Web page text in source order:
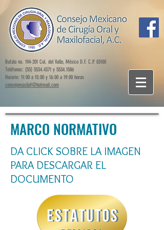
Bufalo no. 194-201 Col. del Valle, México D.F. C.P. 03100
Teléfonos: (55) 5534.4371 y 5534.1586
Horario: 11:00 a 15:00 y 16:00 a 19:00 horas
consejomaxilof@hotmail.com
MARCO NORMATIVO
DA CLICK SOBRE LA IMAGEN
PARA DESCARGAR EL
DOCUMENTO